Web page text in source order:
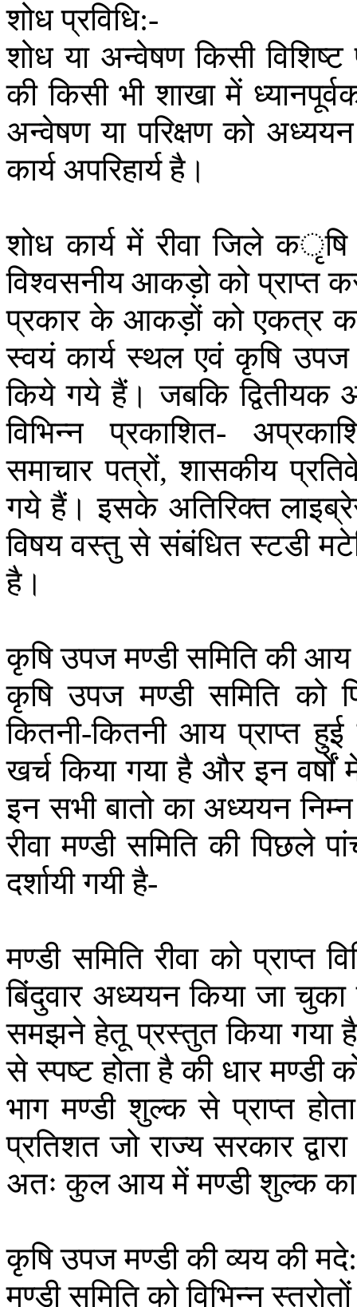
शोध प्रविधि:-
शोध या अन्वेषण किसी विशिष्ट
की किसी भी शाखा में
अन्वेषण या परिक्षण को अध्ययन
कार्य अपरिहार्य है।
शोध कार्य में रीवा जिले कृषि
विश्वसनीय आकड़ो को प्राप्त
प्रकार के आकड़ों को एकत्र
स्वयं कार्य स्थल एवं कृषि उपज
किये गये हैं। जबकि द्वितीयक
विभिन्न
प्रकाशित-
समाचार पत्रों,शासकीय
गये हैं। इसके अतिरिक्त
विषय वस्तु से संबंधित स्टडी
है।
कृषि उपज मण्डी समिति की आय
कृषि उपज मण्डी समिति को
कितनी-कितनी आय प्राप्त हुई
खर्च किया गया है और इन वर्षों
इन सभी बातो का अध्ययन निम्न
रीवा मण्डी समिति की पिछले
दर्शायी गयी है-
मण्डी समिति रीवा को प्राप्त
बिंदुवार अध्ययन किया जा चुका
समझने हेतू प्रस्तुत किया गया
से स्पष्ट होता है की धार मण्डी
भाग मण्डी शुल्क से प्राप्त होता
प्रतिशत जो राज्य सरकार द्वारा
अतः कुल आय में मण्डी शुल्क का
कृषि उपज मण्डी की व्यय की मदे
मण्डी समिति को विभिन्न स्त्रोतों